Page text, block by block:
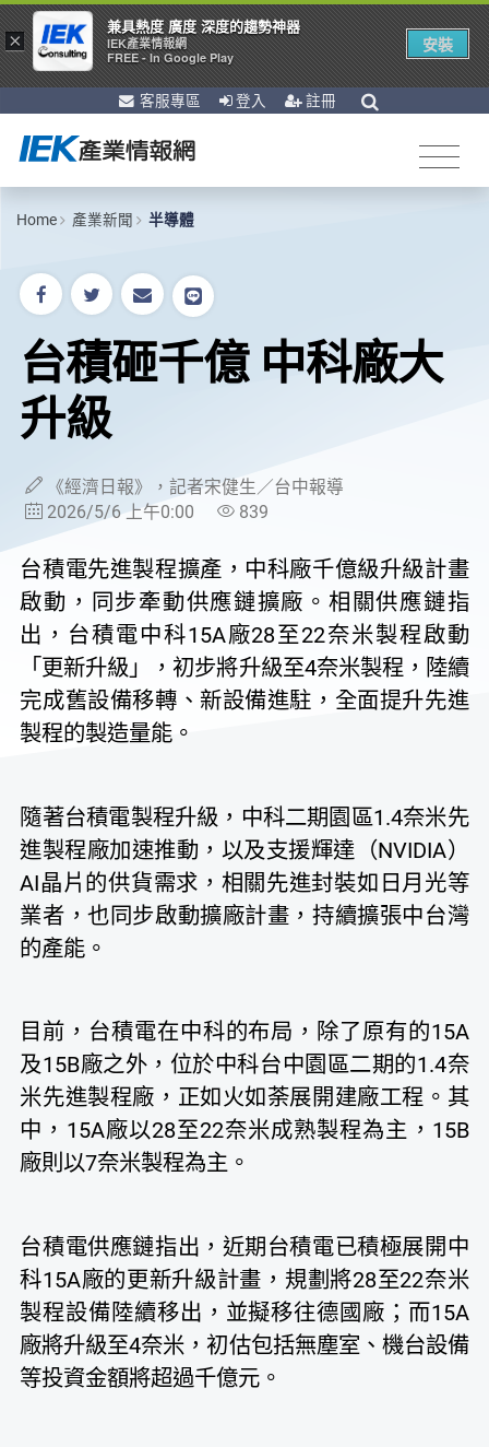
客服專區 登入 註冊
Home 產業新聞 半導體
台積砸千億 中科廠大
升級
《經濟日報》，記者宋健生／台中報導
2026/5/6 上午0:00
839
台積電先進製程擴產，中科廠千億級升級計畫
啟動，同步牽動供應鏈擴廠。相關供應鏈指
出，台積電中科15A廠28至22奈米製程啟動
「更新升級」，初步將升級至4奈米製程，陸續
完成舊設備移轉、新設備進駐，全面提升先進
製程的製造量能。
隨著台積電製程升級，中科二期園區1.4奈米先
進製程廠加速推動，以及支援輝達（NVIDIA）
AI晶片的供貨需求，相關先進封裝如日月光等
業者，也同步啟動擴廠計畫，持續擴張中台灣
的產能。
目前，台積電在中科的布局，除了原有的15A
及15B廠之外，位於中科台中園區二期的1.4奈
米先進製程廠，正如火如荼展開建廠工程。其
中，15A廠以28至22奈米成熟製程為主，15B
廠則以7奈米製程為主。
台積電供應鏈指出，近期台積電已積極展開中
科15A廠的更新升級計畫，規劃將28至22奈米
製程設備陸續移出，並擬移往德國廠；而15A
廠將升級至4奈米，初估包括無塵室、機台設備
等投資金額將超過千億元。
×
兼具熱度 廣度 深度的趨勢神器
IEK產業情報網
FREE - In Google Play
安裝